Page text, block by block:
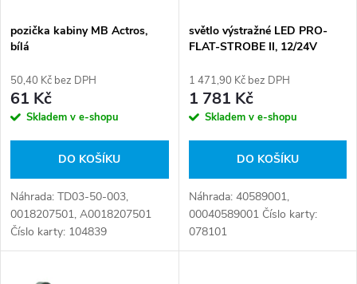
p
r
o
u
k
s
p
r
o
d
u
k
pozička kabiny MB Actros,
bílá
50,40 Kč bez DPH
61 Kč
Skladem v e-shopu
DO KOŠÍKU
Náhrada: TD03-50-003,
0018207501, A0018207501
Číslo karty: 104839
světlo výstražné LED PRO-
FLAT-STROBE II, 12/24V
1 471,90 Kč bez DPH
1 781 Kč
Skladem v e-shopu
DO KOŠÍKU
Náhrada: 40589001,
00040589001 Číslo karty:
078101